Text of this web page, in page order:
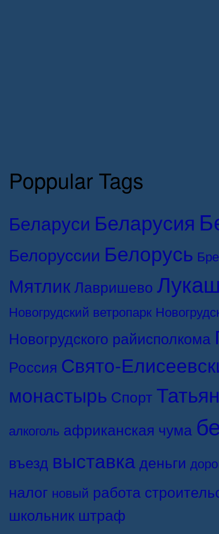
Poppular Tags
Беларуси Беларусия
Белоруссии Белорусь
МятликЛавришево
Новогрудский ветропарк
Новогрудского райисполкома
Россия Свято-
монастырь Спорт
алкоголь африканская чума
въезд выставкаденьги
налог новый работа
школьник штраф